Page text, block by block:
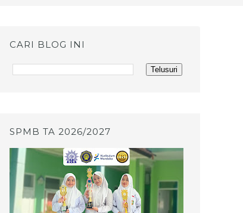
CARI BLOG INI
SPMB TA 2026/2027